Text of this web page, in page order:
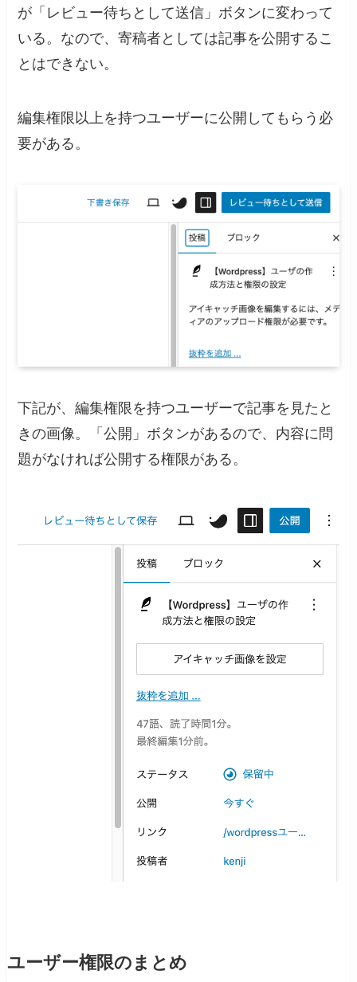
が「レビュー待ちとして送信」ボタンに変わって
いる。なので、寄稿者としては記事を公開するこ
とはできない。
編集権限以上を持つユーザーに公開してもらう必
要がある。
下記が、編集権限を持つユーザーで記事を見たと
きの画像。「公開」ボタンがあるので、内容に問
題がなければ公開する権限がある。
ユーザー権限のまとめ